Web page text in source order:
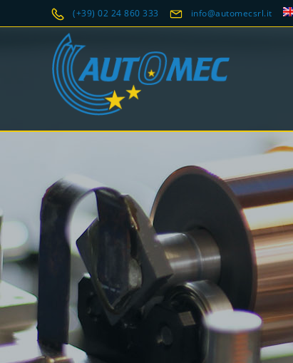
(+39) 02 24 860 333 info@automecsrl.it